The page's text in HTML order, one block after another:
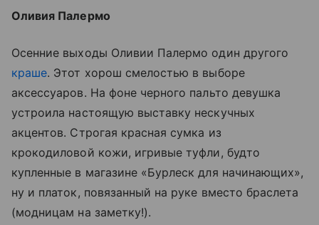
Оливия Палермо
Осенние выходы Оливии Палермо один другого
краше. Этот хорош смелостью в выборе
аксессуаров. На фоне черного пальто девушка
устроила настоящую выставку нескучных
акцентов. Строгая красная сумка из
крокодиловой кожи, игривые туфли, будто
купленные в магазине «Бурлеск для начинающих»,
ну и платок, повязанный на руке вместо браслета
(модницам на заметку!).